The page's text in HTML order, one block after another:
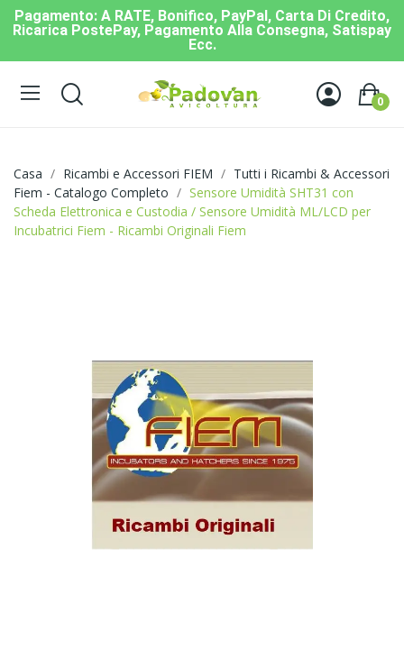
Pagamento: A RATE, Bonifico, PayPal, Carta Di Credito,
Ricarica PostePay, Pagamento Alla Consegna, Satispay
Ecc.
0
Casa Ricambi e Accessori FIEM
Tutti i Ricambi & Accessori
Fiem - Catalogo Completo
Sensore Umidità SHT31 con
Scheda Elettronica e Custodia / Sensore Umidità ML/LCD per
Incubatrici Fiem - Ricambi Originali Fiem